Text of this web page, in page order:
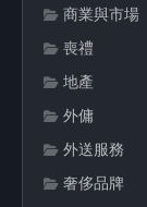
商業與市場
喪禮
地產
外傭
外送服務
奢侈品牌